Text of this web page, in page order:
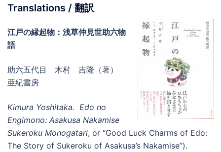
Translations / 翻訳
江戸の縁起物：浅草仲見世助六物
語
助六五代目 木村 吉隆（著）
亜紀書房
Kimura Yoshitaka. Edo no
Engimono: Asakusa Nakamise
Sukeroku Monogatari, or “Good Luck Charms of Edo:
The Story of Sukeroku of Asakusa’s Nakamise”).